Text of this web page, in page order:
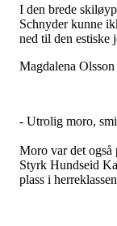
I den brede
Schnyder kunne
ned til den estiske
Magdalena
- Utrolig moro,
Moro var det også
Styrk Hundseid
plass i